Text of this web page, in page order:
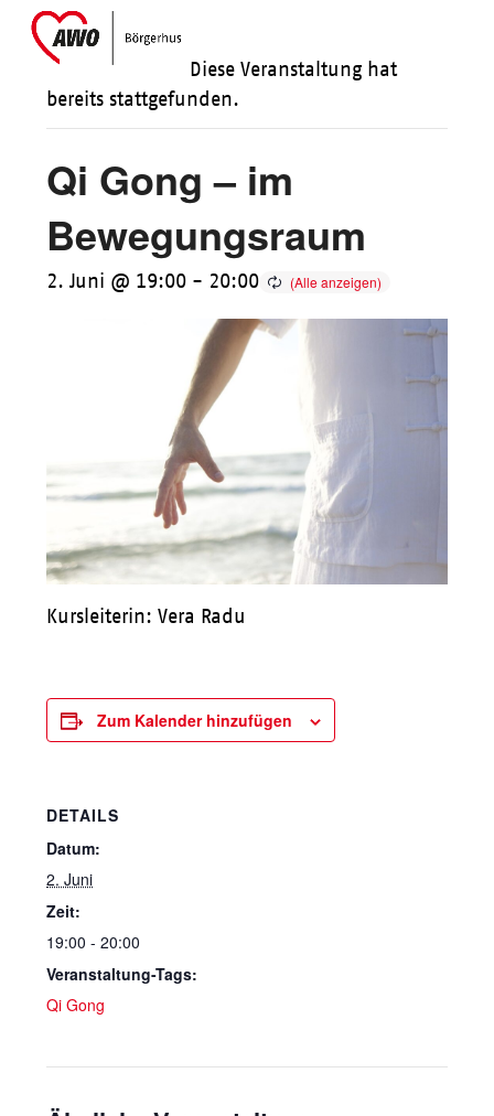
SkipOpen
mobile
Close
mobile
Diese Veranstaltung hat
bereits stattgefunden.
Qi Gong – im
Bewegungsraum
2. Juni @ 19:00 - 20:00
Kursleiterin: Vera Radu
Zum Kalender hinzufügen
DETAILS
Datum:
2. Juni
Zeit:
19:00 - 20:00
Veranstaltung-Tags:
Qi Gong